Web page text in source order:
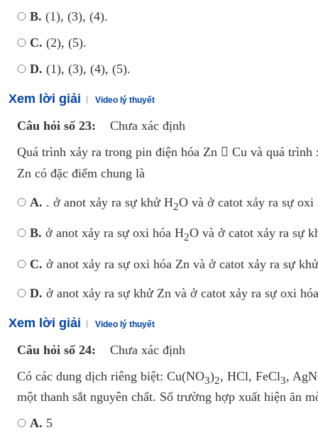
B. (1), (3), (4).
C. (2), (5).
D. (1), (3), (4), (5).
Xem lời giải Video lý thuyết
Câu hỏi số 23:
Chưa xác định
Quá trình xảy ra trong pin điện hóa Zn  Cu và quá
Zn có đặc điểm chung là
A. . ở anot xảy ra sự khử H2O và ở catot xảy ra sự oxi
B. ở anot xảy ra sự oxi hóa H2O và ở catot xảy ra sự
C. ở anot xảy ra sự oxi hóa Zn và ở catot xảy ra sự
D. ở anot xảy ra sự khử Zn và ở catot xảy ra sự oxi
Xem lời giải Video lý thuyết
Câu hỏi số 24:
Chưa xác định
Có các dung dịch riêng biệt: Cu(NO3)2, HCl, FeCl3,
một thanh sắt nguyên chất. Số trường hợp xuất hiện ăn
A. 5